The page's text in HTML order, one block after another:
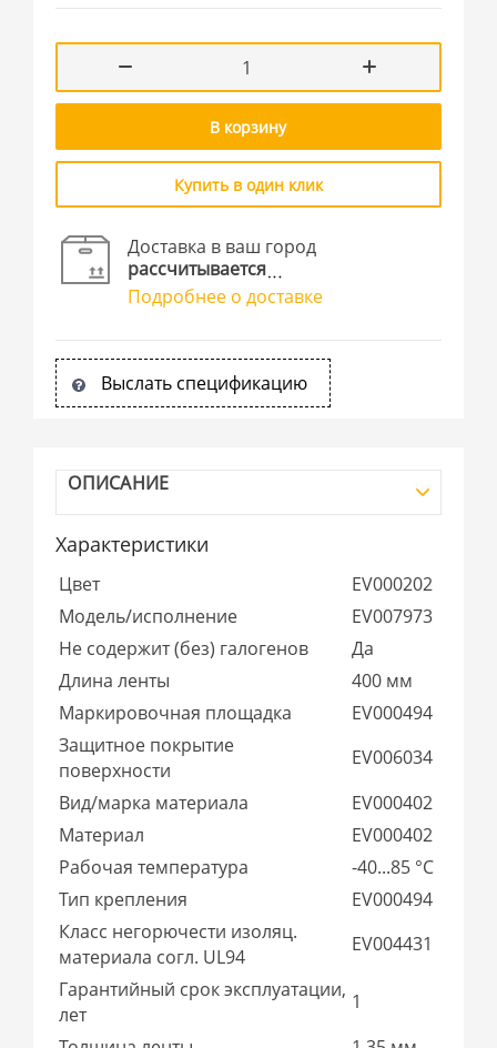
В корзину
Купить в один клик
Доставка в ваш город
рассчитывается
Подробнее о доставке
Выслать спецификацию
ОПИСАНИЕ
Характеристики
Цвет
EV000202
Модель/исполнение
EV007973
Не содержит (без) галогенов
Да
Длина ленты
400 мм
Маркировочная площадка
EV000494
Защитное покрытие
поверхности
EV006034
Вид/марка материала
EV000402
Материал
EV000402
Рабочая температура
-40...85 °C
Тип крепления
EV000494
Класс негорючести изоляц.
материала согл. UL94
EV004431
Гарантийный срок эксплуатации,
лет
1